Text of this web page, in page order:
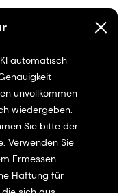
automatisch
unvollkommen
wiedergeben.
Sie bitte der
Verwenden Sie
Ermessen.
Haftung für